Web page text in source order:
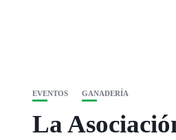
EVENTOS GANADERÍA
La